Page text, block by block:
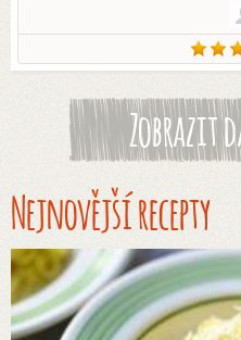
Zobrazit
Nejnovější recepty